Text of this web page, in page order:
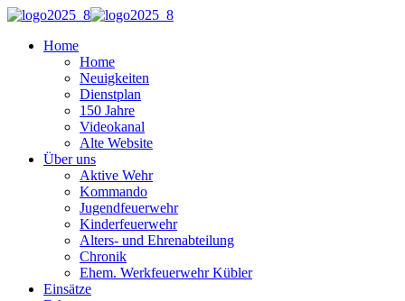
Home
Home
Neuigkeiten
Dienstplan
150 Jahre
Videokanal
Alte Website
Über uns
Aktive Wehr
Kommando
Jugendfeuerwehr
Kinderfeuerwehr
Alters- und Ehrenabteilung
Chronik
Ehem. Werkfeuerwehr Kübler
Einsätze